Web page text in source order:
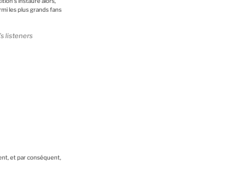
les plus grands fans
listeners
et par conséquent,